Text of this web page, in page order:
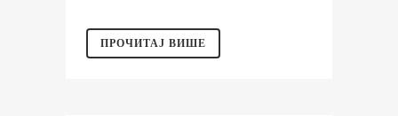
ПРОЧИТАЈ ВИШЕ